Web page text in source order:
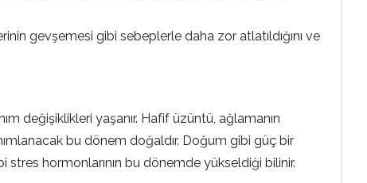
gevşemesi gibi sebeplerle daha zor atlatıldığını ve
değişiklikleri yaşanır. Hafif üzüntü, ağlamanın
bu dönem doğaldır. Doğum gibi güç bir
stres hormonlarının bu dönemde yükseldiği bilinir.